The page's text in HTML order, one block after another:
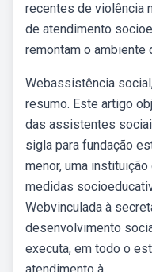
recentes de violência
de atendimento
remontam o ambiente
Webassistência
resumo. Este artigo
das assistentes
sigla para fundação
menor, uma
medidas
Webvinculada à
desenvolvimento
executa, em todo o